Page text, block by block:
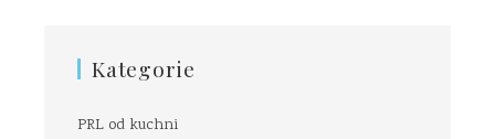
Kategorie
PRL od kuchni